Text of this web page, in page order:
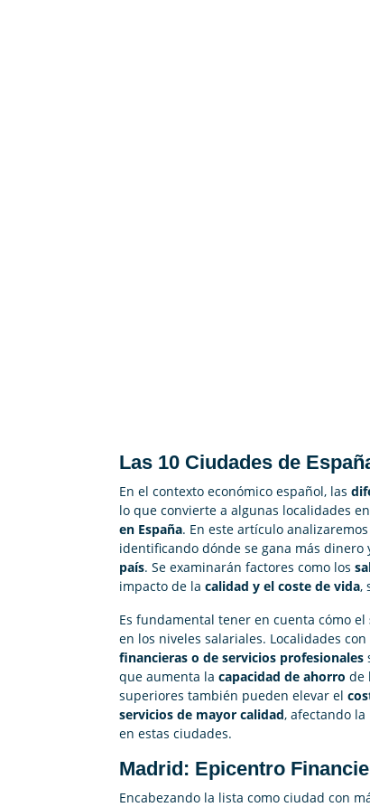
Las 10 Ciudades de
En el contexto económico español, las
lo que convierte a algunas localidades
en España. En este artículo
identificando dónde se gana más dinero
país. Se examinarán factores como los
impacto de la calidad y el coste de vida,
Es fundamental tener en cuenta cómo el
en los niveles salariales. Localidades
financieras o de servicios profesionales
que aumenta la capacidad de ahorro de
superiores también pueden elevar el
servicios de mayor calidad, afectando
en estas ciudades.
Madrid: Epicentro
Encabezando la lista como ciudad con